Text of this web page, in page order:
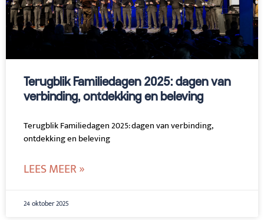
Terugblik Familiedagen 2025: dagen van
verbinding, ontdekking en beleving
Terugblik Familiedagen 2025: dagen van verbinding,
ontdekking en beleving
LEES MEER »
24 oktober 2025